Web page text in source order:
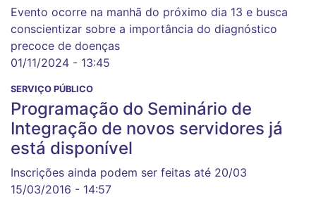
Evento ocorre na manhã do próximo dia 13 e busca
conscientizar sobre a importância do diagnóstico
precoce de doenças
01/11/2024 - 13:45
SERVIÇO PÚBLICO
Programação do Seminário de
Integração de novos servidores já
está disponível
Inscrições ainda podem ser feitas até 20/03
15/03/2016 - 14:57